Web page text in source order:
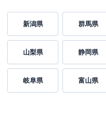
新潟県 群馬県
山梨県 静岡県
岐阜県 富山県